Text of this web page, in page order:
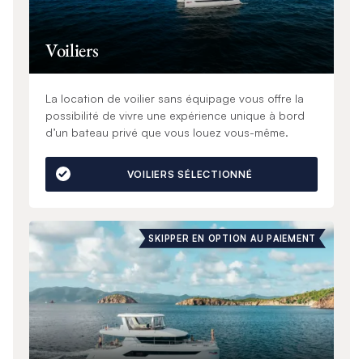
Voiliers
La location de voilier sans équipage vous offre la
possibilité de vivre une expérience unique à bord
d’un bateau privé que vous louez vous-même.
VOILIERS SÉLECTIONNÉ
SKIPPER EN OPTION AU PAIEMENT